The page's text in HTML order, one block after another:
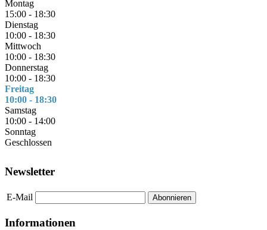
Montag
15:00 - 18:30
Dienstag
10:00 - 18:30
Mittwoch
10:00 - 18:30
Donnerstag
10:00 - 18:30
Freitag
10:00 - 18:30
Samstag
10:00 - 14:00
Sonntag
Geschlossen
Newsletter
E-Mail Abonnieren
Informationen